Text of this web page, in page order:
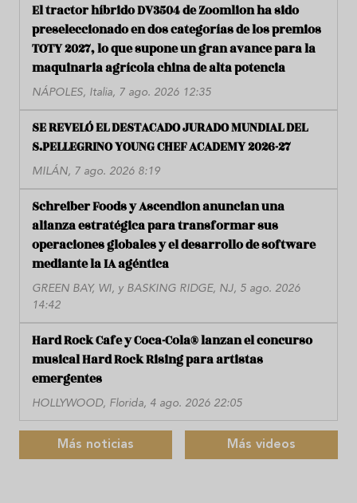
El tractor híbrido DV3504 de Zoomlion ha sido
preseleccionado en dos categorías de los premios
TOTY 2027, lo que supone un gran avance para la
maquinaria agrícola china de alta potencia
NÁPOLES, Italia, 7 ago. 2026 12:35
SE REVELÓ EL DESTACADO JURADO MUNDIAL DEL
S.PELLEGRINO YOUNG CHEF ACADEMY 2026-27
MILÁN, 7 ago. 2026 8:19
Schreiber Foods y Ascendion anuncian una
alianza estratégica para transformar sus
operaciones globales y el desarrollo de software
mediante la IA agéntica
GREEN BAY, WI, y BASKING RIDGE, NJ, 5 ago. 2026
14:42
Hard Rock Cafe y Coca-Cola® lanzan el concurso
musical Hard Rock Rising para artistas
emergentes
HOLLYWOOD, Florida, 4 ago. 2026 22:05
Más noticias Más videos